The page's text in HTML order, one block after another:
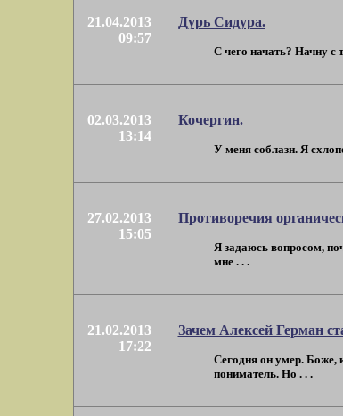
21.04.2013
09:57
Дурь Сидура.
С чего начать? Начну с
02.03.2013
13:14
Кочергин.
У меня соблазн. Я
27.02.2013
15:05
Противоречия
Я задаюсь вопросом,
мне . . .
21.02.2013
17:22
Зачем Алексей Герман
Сегодня он умер. Боже,
пониматель. Но . . .